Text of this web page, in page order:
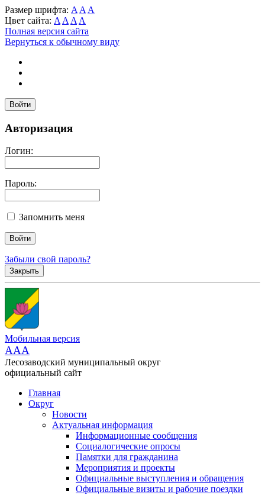
Размер шрифта: A A A
Цвет сайта: A A A A
Полная версия сайта
Вернуться к обычному виду
Войти
Авторизация
Логин:
Пароль:
Запомнить меня
Забыли свой пароль?
Закрыть
Мобильная версия
AAA
Лесозаводский муниципальный округ
официальный сайт
Главная
Округ
Новости
Актуальная информация
Информационные сообщения
Социалогические опросы
Памятки для гражданина
Мероприятия и проекты
Официальные выступления и обращения
Официальные визиты и рабочие поездки